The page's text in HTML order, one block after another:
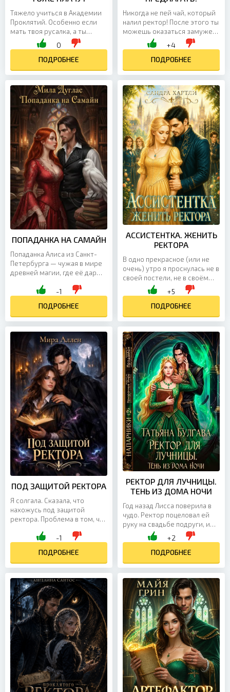
Тяжело учиться в Академии
Проклятий. Особенно если
мать твоя русалка, а ты
обладаешь притягательной
внешностью и тебе
подвластна древняя магия...
0
ПОДРОБНЕЕ
Никогда не пей чай, который
налил ректор! После этого ты
можешь оказаться замужем
сразу за двумя мужчинами,
один из которых недавно
+4
ПОДРОБНЕЕ
ПОПАДАНКА НА САМАЙН
Попаданка Алиса из Санкт-
Петербурга — чужая в мире
древней магии, где её дар
С фамильяром-проказником
-1
ПОДРОБНЕЕ
АССИСТЕНТКА. ЖЕНИТЬ
РЕКТОРА
В одно прекрасное (или не
очень) утро я проснулась не в
своей постели, не в своём
теле — и явно не в своём
мире. Теперь я — леди
Юлианна Свон,...
+5
ПОДРОБНЕЕ
ПОД ЗАЩИТОЙ РЕКТОРА
Я солгала. Сказала, что
нахожусь под защитой
ректора. Проблема в том, что
Холодный. Опасный. И
-1
ПОДРОБНЕЕ
РЕКТОР ДЛЯ ЛУЧНИЦЫ.
ТЕНЬ ИЗ ДОМА НОЧИ
Год назад Лисса поверила в
чудо. Ректор поцеловал ей
руку на свадьбе подруги, и
она ждала. Ждала весь год. А
он даже не замечал её
золотых волос....
+2
ПОДРОБНЕЕ